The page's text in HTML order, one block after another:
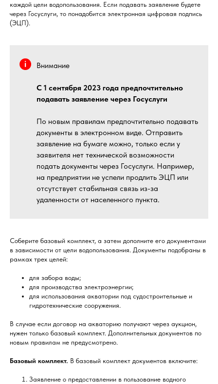
каждой цели водопользования. Если подавать заявление будете
через Госуслуги, то понадобится электронная цифровая подпись
(ЭЦП).
Внимание
С 1 сентября 2023 года предпочтительно
подавать заявление через Госуслуги
По новым правилам предпочтительно подавать
документы в электронном виде. Отправить
заявление на бумаге можно, только если у
заявителя нет технической возможности
подать документы через Госуслуги. Например,
на предприятии не успели продлить ЭЦП или
отсутствует стабильная связь из-за
удаленности от населенного пункта.
Соберите базовый комплект, а затем дополните его документами
в зависимости от цели водопользования. Документы подобраны в
рамках трех целей:
для забора воды;
для производства электроэнергии;
для использования акватории под судостроительные и
гидротехнические сооружения.
В случае если договор на акваторию получают через аукцион,
нужен только базовый комплект. Дополнительных документов по
новым правилам не предусмотрено.
Базовый комплект. В базовый комплект документов включите:
Заявление о предоставлении в пользование водного